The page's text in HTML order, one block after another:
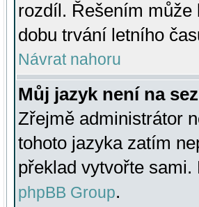
rozdíl. Řešením může
dobu trvání letního
Návrat nahoru
Můj jazyk není na
Zřejmě administrátor
tohoto jazyka zatím
překlad vytvořte
phpBB Group.